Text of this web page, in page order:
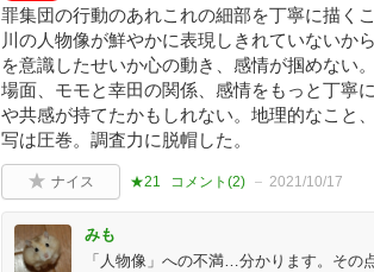
罪集団の行動のあれこれの細部を丁寧に描く
川の人物像が鮮やかに表現しきれていないか
を意識したせいか心の動き、感情が掴めない
場面、モモと幸田の関係、感情をもっと丁
や共感が持てたかもしれない。地理的なこと
写は圧巻。調査力に脱帽した。
ナイス ★21 コメント(2) 2021/10/17
みも
「人物像」への不満…分かります。その